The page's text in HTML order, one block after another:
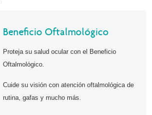
Beneficio Oftalmológico
Proteja su salud ocular con el Beneficio
Oftalmológico.
Cuide su visión con atención oftalmológica de
rutina, gafas y mucho más.